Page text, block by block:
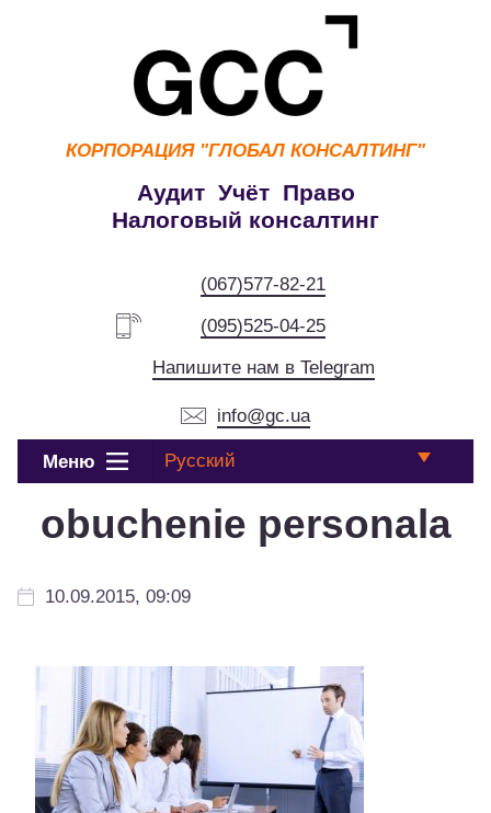
КОРПОРАЦИЯ "ГЛОБАЛ КОНСАЛТИНГ"
Аудит Учёт Право
Налоговый консалтинг
(067)577-82-21
(095)525-04-25
Напишите нам в Telegram
info@gc.ua
Меню Русский
obuchenie personala
10.09.2015, 09:09